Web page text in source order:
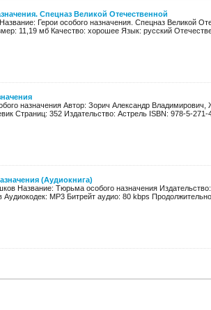
Спецназ Великой Отечественной
Герои особого назначения. Спецназ Великой
11,19 мб Качество: хорошее Язык: русский
назначения Автор: Зорич Александр
Страниц: 352 Издательство: Астрель ISBN: 978-5-
(Аудиокнига)
Название: Тюрьма особого назначения
Аудиокодек: MP3 Битрейт аудио: 80 kbps